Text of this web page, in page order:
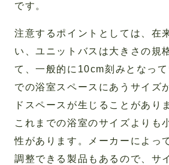
です。
注意するポイントとしては、在
い、ユニットバスは大きさの規
て、一般的に10cm刻みとなっ
での浴室スペースにあうサイズ
ドスペースが生じることがあり
これまでの浴室のサイズよりも
性があります。メーカーによっ
調整できる製品もあるので、サ